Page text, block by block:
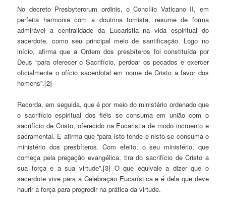
No decreto Presbyterorum ordinis, o Concílio Vaticano II, em
perfeita harmonia com a doutrina tomista, resume de forma
admirável a centralidade da Eucaristia na vida espiritual do
sacerdote, como seu principal meio de santificação. Logo no
início, afirma que a Ordem dos presbíteros foi constituída por
Deus “para oferecer o Sacrifício, perdoar os pecados e exercer
oficialmente o ofício sacerdotal em nome de Cristo a favor dos
homens”.[2]
Recorda, em seguida, que é por meio do ministério ordenado que
o sacrifício espiritual dos fiéis se consuma em união com o
sacrifício de Cristo, oferecido na Eucaristia de modo incruento e
sacramental. E afirma que “para isto tende e nisto se consuma o
ministério dos presbíteros. Com efeito, o seu ministério, que
começa pela pregação evangélica, tira do sacrifício de Cristo a
sua força e a sua virtude”.[3] O que equivale a dizer que o
sacerdote vive para a Celebração Eucarística e é dela que deve
haurir a força para progredir na prática da virtude.